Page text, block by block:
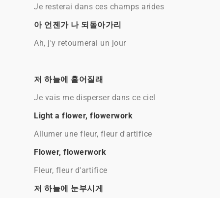
Je resterai dans ces champs arides
아 언젠가 나 되돌아가리
Ah, j'y retournerai un jour
저 하늘에 흩어질래
Je vais me disperser dans ce ciel
Light a flower, flowerwork
Allumer une fleur, fleur d'artifice
Flower, flowerwork
Fleur, fleur d'artifice
저 하늘에 눈부시게